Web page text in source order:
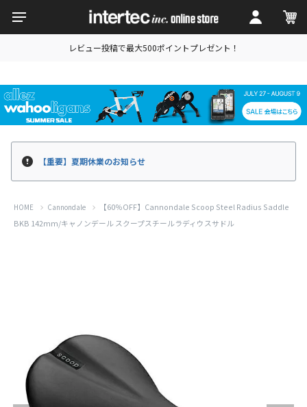
レビュー投稿で最大500ポイントプレゼント！
【重要】夏期休業のお知らせ
HOME Cannondale
【60％OFF】Cannondale Scoop Steel Radius Saddle
BKB 142mm/キャノンデール スクープスチールラディウスサドル